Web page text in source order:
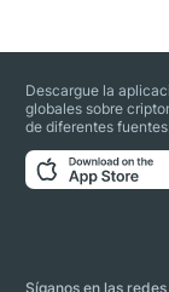
Descargue la
globales sobre
de diferentes
Síganos en las